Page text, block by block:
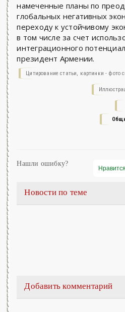
намеченные планы по
глобальных негативных
переходу к устойчивому
в том числе за счет
интеграционного
президент Армении.
Цитирование статьи, картинки - фото
Нравится
Нашли ошибку?
Новости по теме
Добавить комментарий